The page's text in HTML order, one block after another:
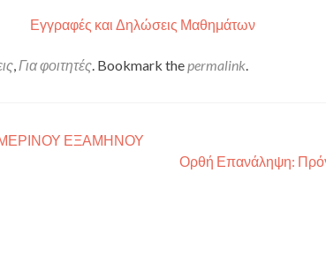
Εγγραφές και Δηλώσεις Μαθημάτων
,Για φοιτητές. Bookmark thepermalink.
ΕΞΑΜΗΝΟΥ
Ορθή Επανάληψη: